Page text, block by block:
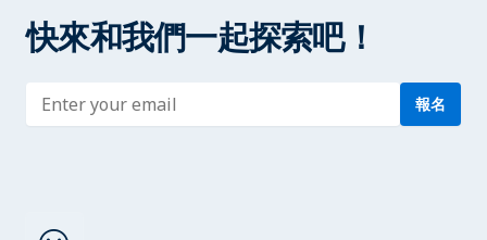
快來和我們一起探索吧！
Enter address 報名